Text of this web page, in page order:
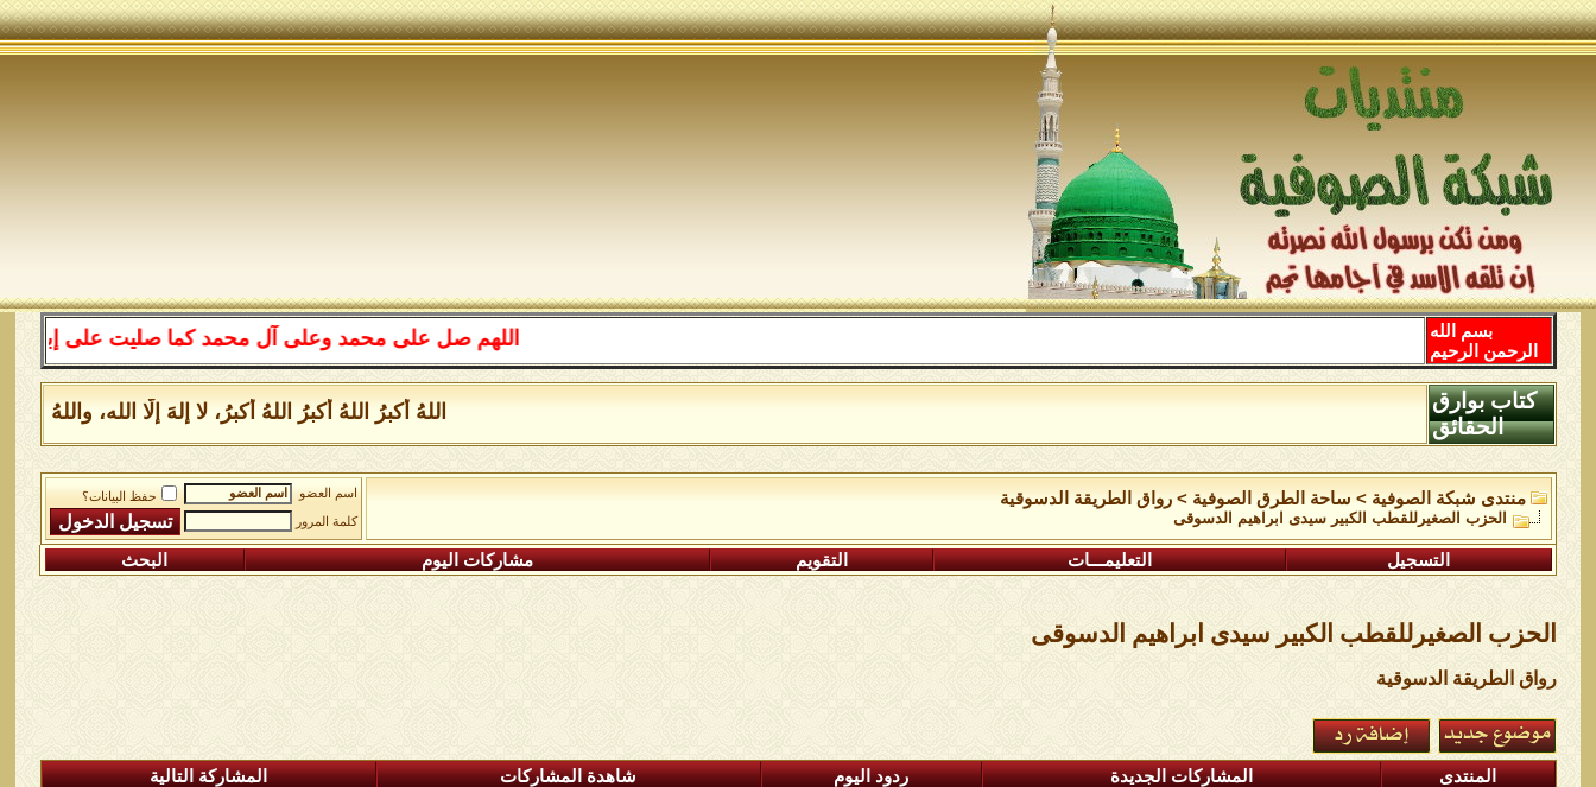
اللهم صل على محمد وعلى آل محمد كما صليت على إبراهيم وعلى
بسم الله
الرحمن الرحيم
اللهُ أكبرُ اللهُ أكبرُ اللهُ أكبرُ، لا إلهَ إلَّا الله، واللهُ
كتاب بوارق
الحقائق
منتدى شبكة الصوفية > ساحة الطرق الصوفية >رواق الطريقة الدسوقية
الحزب الصغيرللقطب الكبير سيدى ابراهيم الدسوقى
اسم العضو
حفظ البيانات؟
كلمة المرور
التسجيل التعليمـــات التقويم مشاركات اليوم البحث
الحزب الصغيرللقطب الكبير سيدى ابراهيم الدسوقى
رواق الطريقة الدسوقية
المنتدى المشاركات الجديدة ردود اليوم شاهدة المشاركات
المشاركة التالية